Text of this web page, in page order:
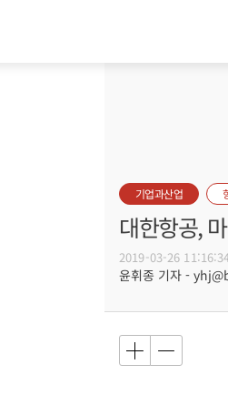
기업과산업
대한항공,
2019-03-26
윤휘종 기자 -